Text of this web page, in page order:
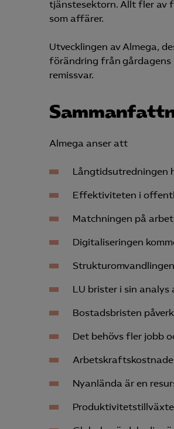
tjänstesektorn. Allt fler av
som affärer.
Utvecklingen av Almega,
förändring från gårdagens
remissvar.
Almega anser att
Långtidsutredningen
Effektiviteten i
Matchningen på
Digitaliseringen
LU brister i sin
Bostadsbristen
Det behövs fler jobb
Nyanlända är en